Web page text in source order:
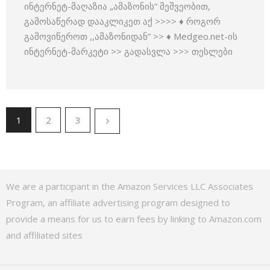
ინტერნეტ-მაღაზია „ამაზონის“ მეშვეობით,
გამოსაწერად დააკლიკეთ აქ >>>> ♦ როგორ
გამოვიწეროთ ,,ამაზონიდან” >> ♦ Medgeo.net-ის
ინტერნეტ-მარკეტი >> გადასვლა >>> თესლები
1 2 3
We are a participant in the Amazon Services LLC Associates
Program, an affiliate advertising program designed to
provide a means for us to earn fees by linking to Amazon.com
and affiliated sites